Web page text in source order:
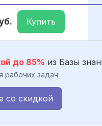
Купить
до 85% из Базы
рабочих задач
со скидкой